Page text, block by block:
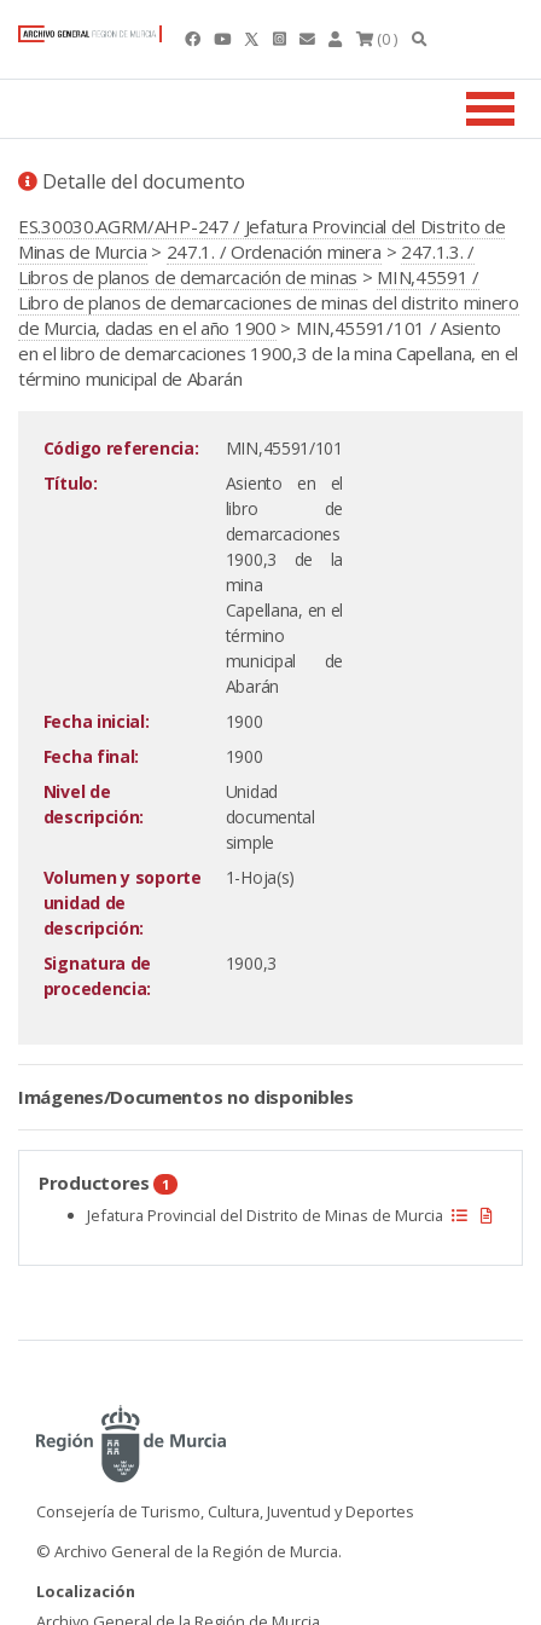
(0 )
Detalle del documento
ES.30030.AGRM/AHP-247 / Jefatura Provincial del Distrito de
Minas de Murcia > 247.1. / Ordenación minera > 247.1.3. /
Libros de planos de demarcación de minas > MIN,45591 /
Libro de planos de demarcaciones de minas del distrito minero
de Murcia, dadas en el año 1900 > MIN,45591/101 / Asiento
en el libro de demarcaciones 1900,3 de la mina Capellana, en el
término municipal de Abarán
Código referencia:
MIN,45591/101
Título:
Asiento en el
libro de
demarcaciones
1900,3 de la
mina
Capellana, en el
término
municipal de
Abarán
Fecha inicial:
1900
Fecha final:
1900
Nivel de
descripción:
Unidad
documental
simple
Volumen y soporte
unidad de
descripción:
1-Hoja(s)
Signatura de
procedencia:
1900,3
Imágenes/Documentos no disponibles
Productores 1
Jefatura Provincial del Distrito de Minas de Murcia
Consejería de Turismo, Cultura, Juventud y Deportes
© Archivo General de la Región de Murcia.
Localización